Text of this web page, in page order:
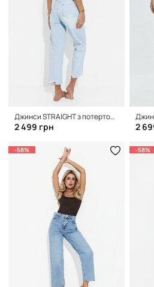
Джинси STRAIGHT з потертостями, Light Blue
2 499 грн 2
-58% -58%